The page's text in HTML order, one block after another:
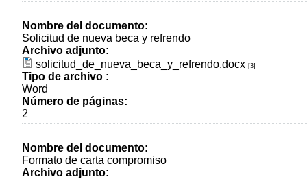
Nombre del documento:
Solicitud de nueva beca y refrendo
Archivo adjunto:
solicitud_de_nueva_beca_y_refrendo.docx [3]
Tipo de archivo :
Word
Número de páginas:
2
Nombre del documento:
Formato de carta compromiso
Archivo adjunto: